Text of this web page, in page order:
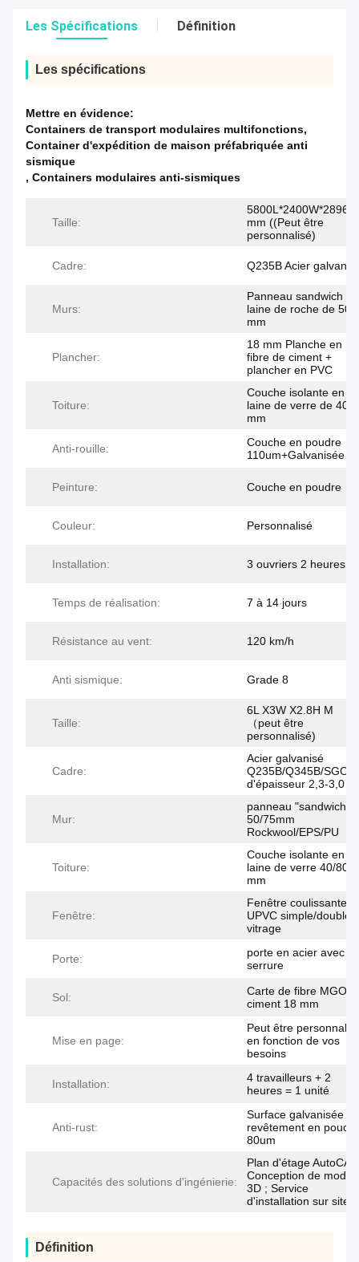
Les Spécifications Définition
Les spécifications
Mettre en évidence:
Containers de transport modulaires multifonctions,
Container d'expédition de maison préfabriquée anti
sismique
, Containers modulaires anti-sismiques
Taille:
5800L*2400W*2896H
mm ((Peut être
personnalisé)
Cadre: Q235B Acier
Murs:
Panneau sandwich en
laine de roche de 50/
mm
Plancher:
18 mm Planche en
fibre de ciment +
plancher en PVC
Toiture:
Couche isolante en
laine de verre de 40
mm
Anti-rouille:
Couche en poudre
110um+Galvanisée
Peinture: Couche en poudre
Couleur: Personnalisé
Installation: 3 ouvriers 2 heures
Temps de réalisation: 7 à 14 jours
Résistance au vent: 120 km/h
Anti sismique: Grade 8
Taille:
6L X3W X2.8H M
（peut être
personnalisé)
Cadre:
Acier galvanisé
Q235B/Q345B/
d'épaisseur 2,3-3,0
Mur:
panneau "sandwich"
50/75mm
Rockwool/EPS/PU
Toiture:
Couche isolante en
laine de verre 40/80
mm
Fenêtre:
Fenêtre coulissante
UPVC simple/double
vitrage
Porte:
porte en acier avec
serrure
Sol:
Carte de fibre MGO /
ciment 18 mm
Mise en page:
Peut être
en fonction de vos
besoins
Installation:
4 travailleurs + 2
heures = 1 unité
Anti-rust:
Surface galvanisée +
revêtement en poudre
80um
Capacités des solutions d'ingénierie:
Plan d'étage
Conception de
3D ; Service
d'installation sur site
Définition